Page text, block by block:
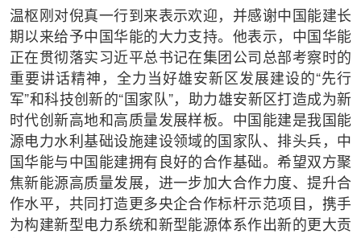
温枢刚对倪真一行到来表示欢迎，并感谢中国能建长
期以来给予中国华能的大力支持。他表示，中国华能
正在贯彻落实习近平总书记在集团公司总部考察时的
重要讲话精神，全力当好雄安新区发展建设的“先行
军”和科技创新的“国家队”，助力雄安新区打造成为新
时代创新高地和高质量发展样板。中国能建是我国能
源电力水利基础设施建设领域的国家队、排头兵，中
国华能与中国能建拥有良好的合作基础。希望双方聚
焦新能源高质量发展，进一步加大合作力度、提升合
作水平，共同打造更多央企合作标杆示范项目，携手
为构建新型电力系统和新型能源体系作出新的更大贡